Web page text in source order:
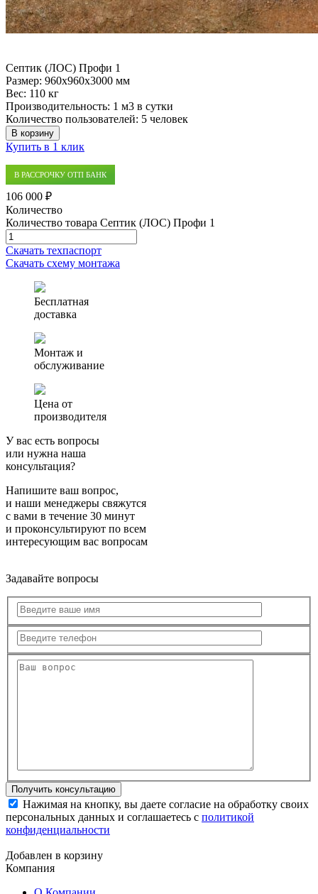
Септик (ЛОС) Профи 1
Размер: 960x960x3000 мм
Вес: 110 кг
Производительность: 1 м3 в сутки
Количество пользователей: 5 человек
В корзину
Купить в 1 клик
В РАССРОЧКУ ОТП БАНК
106 000 ₽
Количество
Количество товара Септик (ЛОС) Профи 1
Скачать техпаспорт
Скачать схему монтажа
Бесплатная
доставка
Монтаж и
обслуживание
Цена от
производителя
У вас есть вопросы
или нужна наша
консультация?
Напишите ваш вопрос,
и наши менеджеры свяжутся
с вами в течение 30 минут
и проконсультируют по всем
интересующим вас вопросам
Задавайте вопросы
Нажимая на кнопку, вы даете согласие на обработку своих
персональных данных и соглашаетесь с политикой
конфиденциальности
Добавлен в корзину
Компания